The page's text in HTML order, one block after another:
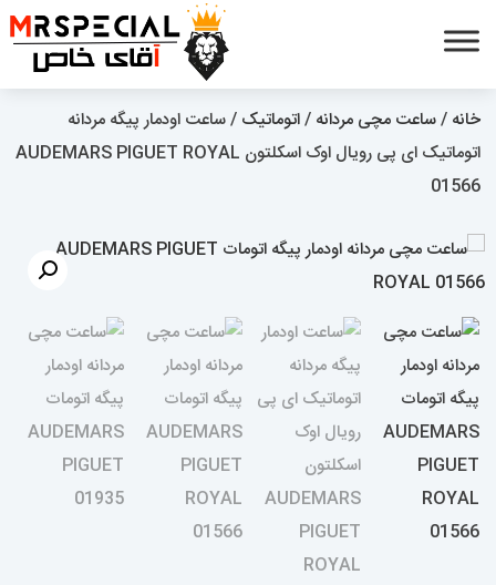
خانه /ساعت مچی مردانه /اتوماتیک / ساعت اودمار پیگه مردانه
اتوماتیک ای پی رویال اوک اسکلتون AUDEMARS PIGUET ROYAL
01566